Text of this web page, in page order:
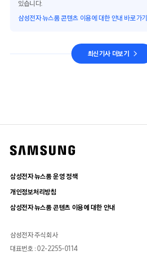
있습니다.
삼성전자 뉴스룸 콘텐츠 이용에 대한 안내 바로가기
최신기사 더보기
삼성전자 뉴스룸 운영 정책
개인정보처리방침
삼성전자 뉴스룸 콘텐츠 이용에 대한 안내
삼성전자 주식회사
대표번호 : 02-2255-0114